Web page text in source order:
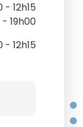
- 12h15
19h00
- 12h15